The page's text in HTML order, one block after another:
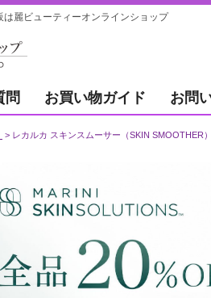
麗ビューティーオンラインショップ
問 お買い物ガイド お問
レカルカ スキンスムーサー（SKIN SMOOTHER）